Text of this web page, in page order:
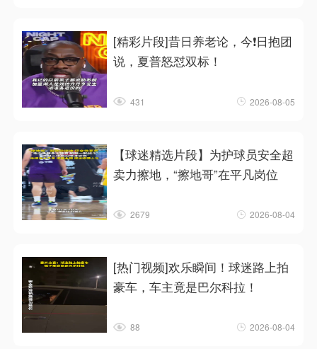
[精彩片段]昔日养老论，今❗日抱团
说，夏普怒怼双标！
431 2026-08-05
【球迷精选片段】为护球员安全超
卖力擦地，“擦地哥”在平凡岗位
2679 2026-08-04
[热门视频]欢乐瞬间！球迷路上拍
豪车，车主竟是巴尔科拉！
88 2026-08-04